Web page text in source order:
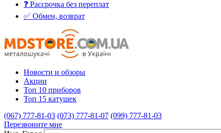
❓ Рассрочка без переплат
✅ Обмен, возврат
Новости и обзоры
Акции
Топ 10 приборов
Топ 15 катушек
(067) 777-81-03 (073) 777-81-07 (099) 777-81-03
Перезвоните мне